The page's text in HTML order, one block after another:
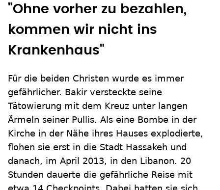
"Ohne vorher zu bezahlen,
kommen wir nicht ins
Krankenhaus"
Für die beiden Christen wurde es immer
gefährlicher. Bakir versteckte seine
Tätowierung mit dem Kreuz unter langen
Ärmeln seiner Pullis. Als eine Bombe in der
Kirche in der Nähe ihres Hauses explodierte,
flohen sie erst in die Stadt Hassakeh und
danach, im April 2013, in den Libanon. 20
Stunden dauerte die gefährliche Reise mit